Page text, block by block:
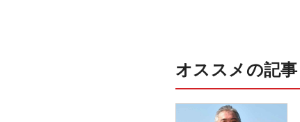
オススメの記事